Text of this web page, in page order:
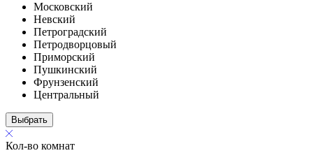
Московский
Невский
Петроградский
Петродворцовый
Приморский
Пушкинский
Фрунзенский
Центральный
Выбрать
Кол-во комнат